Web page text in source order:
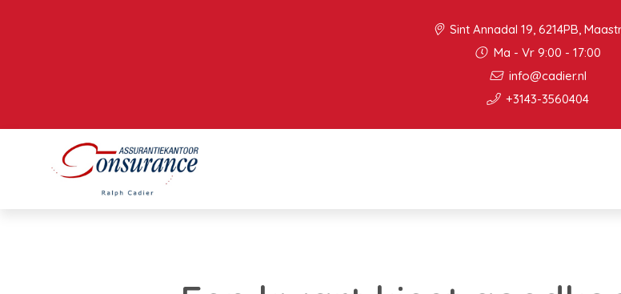
Sint Annadal 19, 6214PB,
Ma - Vr 9:00 - 17:00
info@cadier.nl
+3143-3560404